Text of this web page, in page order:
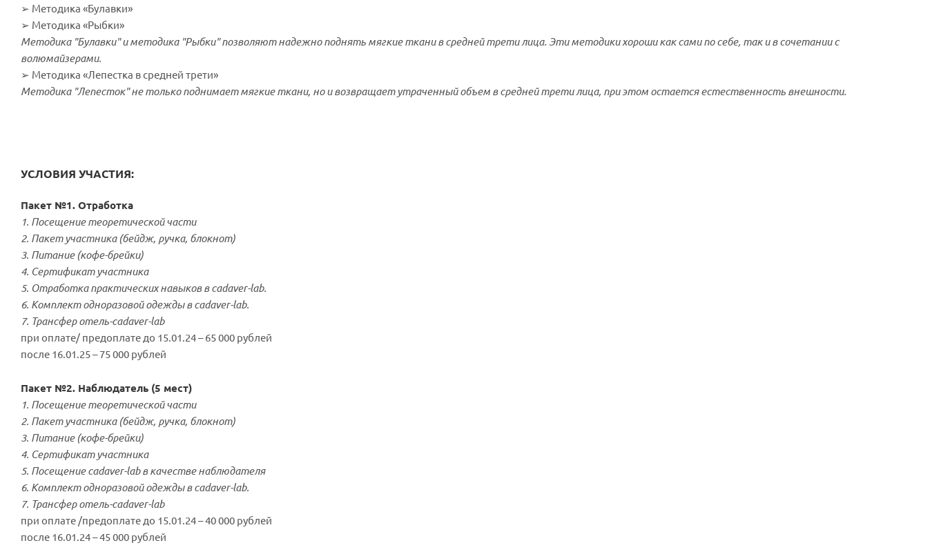
➢ Методика «Булавки»
➢ Методика «Рыбки»
Методика "Булавки" и методика "Рыбки" позволяют надежно поднять мягкие ткани в средней трети лица. Эти методики хороши как сами по себе, так и в сочетании с
волюмайзерами.
➢ Методика «Лепестка в средней трети»
Методика "Лепесток" не только поднимает мягкие ткани, но и возвращает утраченный объем в средней трети лица, при этом остается естественность внешности.
УСЛОВИЯ УЧАСТИЯ:
Пакет №1. Отработка
1. Посещение теоретической части
2. Пакет участника (бейдж, ручка, блокнот)
3. Питание (кофе-брейки)
4. Сертификат участника
5. Отработка практических навыков в cadaver-lab.
6. Комплект одноразовой одежды в cadaver-lab.
7. Трансфер отель-cadaver-lab
при оплате/ предоплате до 15.01.24 – 65 000 рублей
после 16.01.25 – 75 000 рублей
Пакет №2. Наблюдатель (5 мест)
1. Посещение теоретической части
2. Пакет участника (бейдж, ручка, блокнот)
3. Питание (кофе-брейки)
4. Сертификат участника
5. Посещение cadaver-lab в качестве наблюдателя
6. Комплект одноразовой одежды в cadaver-lab.
7. Трансфер отель-cadaver-lab
при оплате /предоплате до 15.01.24 – 40 000 рублей
после 16.01.24 – 45 000 рублей